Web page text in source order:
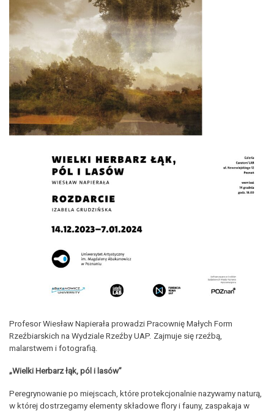
Profesor Wiesław Napierała prowadzi Pracownię Małych Form
Rzeźbiarskich na Wydziale Rzeźby UAP. Zajmuje się rzeźbą,
malarstwem i fotografią.
„Wielki Herbarz łąk, pól i lasów”
Peregrynowanie po miejscach, które protekcjonalnie nazywamy naturą,
w której dostrzegamy elementy składowe flory i fauny, zaspakaja w